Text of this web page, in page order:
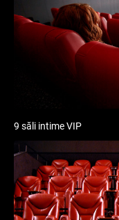
9 săli intime VIP